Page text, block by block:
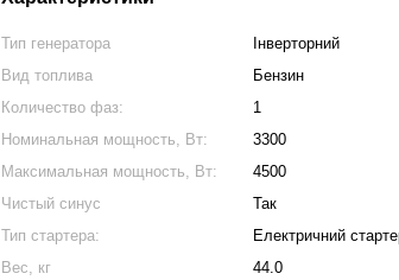
Тип генератора
Інверторний
Вид топлива
Бензин
Количество фаз:
1
Номинальная мощность, Вт:
3300
Максимальная мощность, Вт:
4500
Чистый синус
Так
Тип стартера:
Електричний
Вес, кг
44.0